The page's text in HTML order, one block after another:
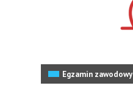
Egzamin zawodowy